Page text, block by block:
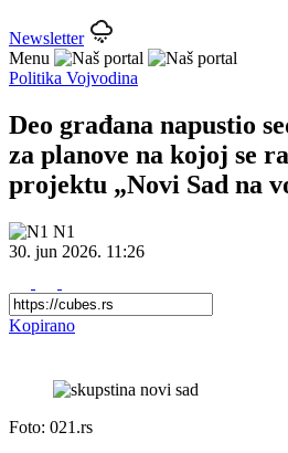
Newsletter
Menu
Politika Vojvodina
Deo građana napustio
za planove na kojoj se
projektu „Novi Sad na
N1
30. jun 2026. 11:26
Kopirano
Foto: 021.rs